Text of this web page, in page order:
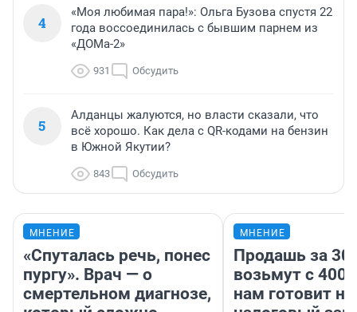
4
«Моя любимая пара!»: Ольга Бузова спустя 22
года воссоединилась с бывшим парнем из
«ДОМа-2»
931 Обсудить
5
Алданцы жалуются, но власти сказали, что
всё хорошо. Как дела с QR-кодами на бензин
в Южной Якутии?
843 Обсудить
МНЕНИЕ
«Спуталась речь, понес
пургу». Врач — о
смертельном диагнозе,
МНЕНИЕ
Продашь за
возьмут с
нам готовит